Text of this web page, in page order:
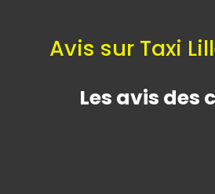
Avis sur Taxi
Les avis des